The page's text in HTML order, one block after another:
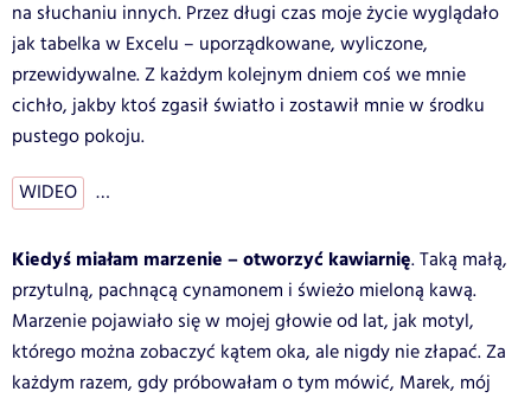
na słuchaniu innych. Przez długi czas moje życie wyglądało
jak tabelka w Excelu – uporządkowane, wyliczone,
przewidywalne. Z każdym kolejnym dniem coś we mnie
cichło, jakby ktoś zgasił światło i zostawił mnie w środku
pustego pokoju.
WIDEO …
Kiedyś miałam marzenie – otworzyć kawiarnię. Taką małą,
przytulną, pachnącą cynamonem i świeżo mieloną kawą.
Marzenie pojawiało się w mojej głowie od lat, jak motyl,
którego można zobaczyć kątem oka, ale nigdy nie złapać. Za
każdym razem, gdy próbowałam o tym mówić, Marek, mój